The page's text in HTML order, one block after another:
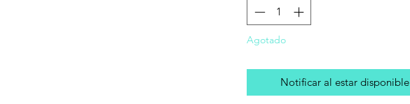
Agotado
Notificar al estar disponible